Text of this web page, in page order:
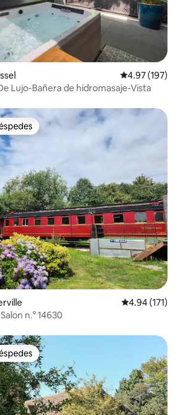
Calificación
4.97 (197)
Lujo-Bañera de hidromasaje-Vista
Calificación
4.94 (171)
n.° 14630